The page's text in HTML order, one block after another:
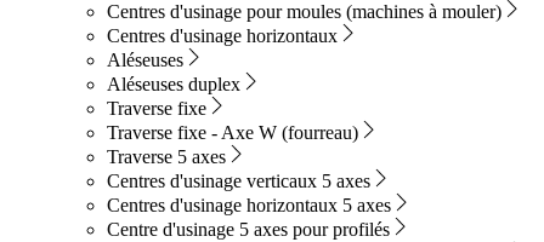
Centres d'usinage pour moules (machines à mouler)
Centres d'usinage horizontaux
Aléseuses
Aléseuses duplex
Traverse fixe
Traverse fixe - Axe W (fourreau)
Traverse 5 axes
Centres d'usinage verticaux 5 axes
Centres d'usinage horizontaux 5 axes
Centre d'usinage 5 axes pour profilés